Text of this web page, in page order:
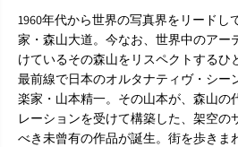
1960年代から世界の写真界をリードし
家・森山大道。今なお、世界中のアー
けているその森山をリスペクトするひ
最前線で日本のオルタナティヴ・シー
楽家・山本精一。その山本が、森山の
レーションを受けて構築した、架空の
べき未曾有の作品が誕生。街を歩きま